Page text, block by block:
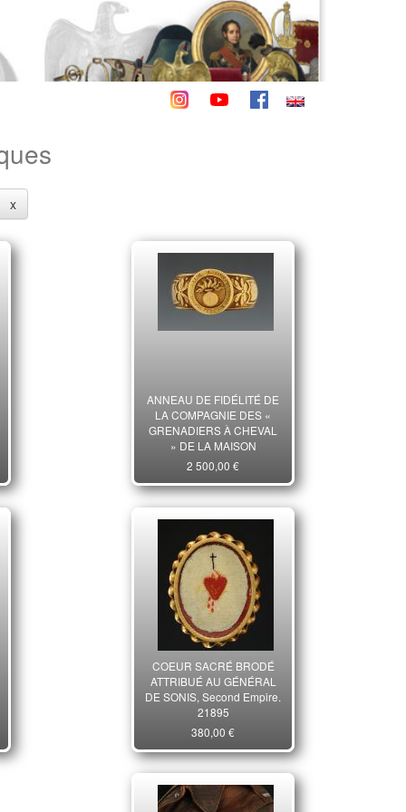
x
ANNEAU DE FIDÉLITÉ DE
LA COMPAGNIE DES «
GRENADIERS À CHEVAL
» DE LA MAISON
MILITAIRE DU ROI, AYANT
APPARTENU À J.M
DELESSERT, Restauration.
29894
2 500,00 €
COEUR SACRÉ BRODÉ
ATTRIBUÉ AU GÉNÉRAL
DE SONIS, Second Empire.
21895
380,00 €